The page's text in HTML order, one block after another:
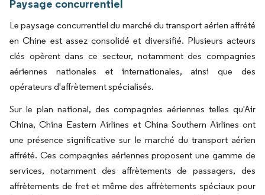
Paysage concurrentiel
Le paysage concurrentiel du marché du transport aérien affrété
en Chine est assez consolidé et diversifié. Plusieurs acteurs
clés opèrent dans ce secteur, notamment des compagnies
aériennes nationales et internationales, ainsi que des
opérateurs d'affrètement spécialisés.
Sur le plan national, des compagnies aériennes telles qu'Air
China, China Eastern Airlines et China Southern Airlines ont
une présence significative sur le marché du transport aérien
affrété. Ces compagnies aériennes proposent une gamme de
services, notamment des affrètements de passagers, des
affrètements de fret et même des affrètements spéciaux pour